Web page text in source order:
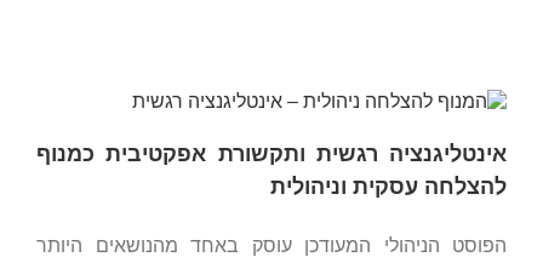
אינטליגנציה רגשית ותקשורת אפקטיבית כמנוף
להצלחה עסקית וניהולית
הפוסט הניהולי המעודכן עוסק באחד מהנושאים היותר